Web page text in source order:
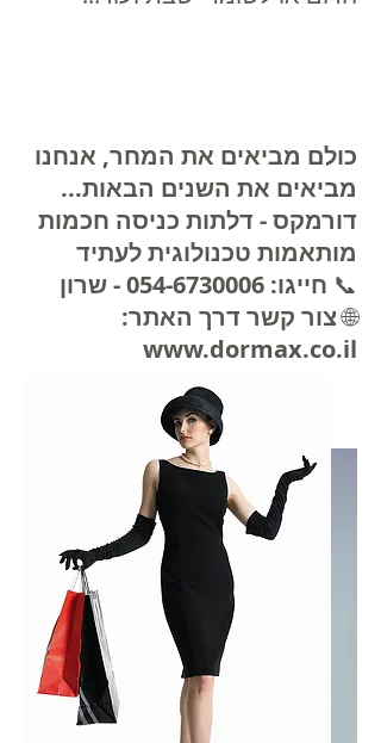
כולם מביאים את המחר, אנחנו
מביאים את השנים הבאות...
דורמקס - דלתות כניסה חכמות
מותאמות טכנולוגית לעתיד
📞 חייגו: 054-6730006- שרון
🌐צור קשר דרך האתר:
www.dormax.co.il